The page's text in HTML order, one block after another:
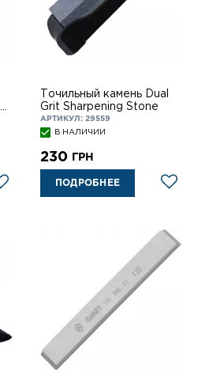
Точильный камень Dual
Grit Sharpening Stone
АРТИКУЛ: 29559
В НАЛИЧИИ
230 ГРН
ПОДРОБНЕЕ